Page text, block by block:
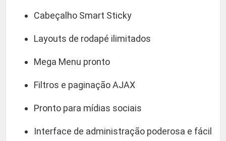
Cabeçalho Smart Sticky
Layouts de rodapé ilimitados
Mega Menu pronto
Filtros e paginação AJAX
Pronto para mídias sociais
Interface de administração poderosa e fácil